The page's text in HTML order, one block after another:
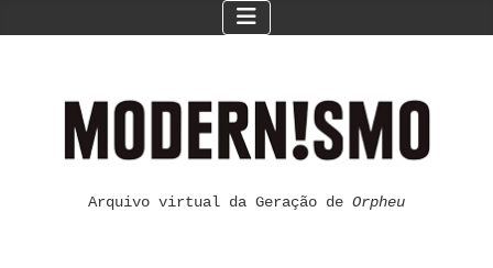
Arquivo virtual da Geração de Orpheu